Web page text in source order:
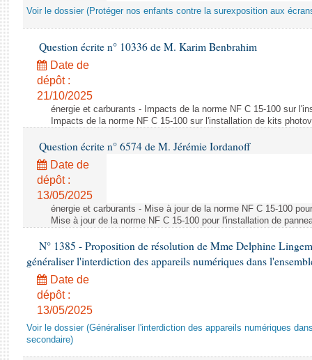
Voir le dossier (Protéger nos enfants contre la surexposition aux
Question écrite n° 10336 de M. Karim Benbrahim
Date de
dépôt :
21/10/2025
énergie et carburants - Impacts de la norme NF C 15-100 sur
Impacts de la norme NF C 15-100 sur l'installation de kits
Question écrite n° 6574 de M. Jérémie Iordanoff
Date de
dépôt :
13/05/2025
énergie et carburants - Mise à jour de la norme NF C 15-100
Mise à jour de la norme NF C 15-100 pour l'installation de
N° 1385 - Proposition de résolution de Mme Delphine
généraliser l'interdiction des appareils numériques dans
Date de
dépôt :
13/05/2025
Voir le dossier (Généraliser l'interdiction des appareils numériques
secondaire)